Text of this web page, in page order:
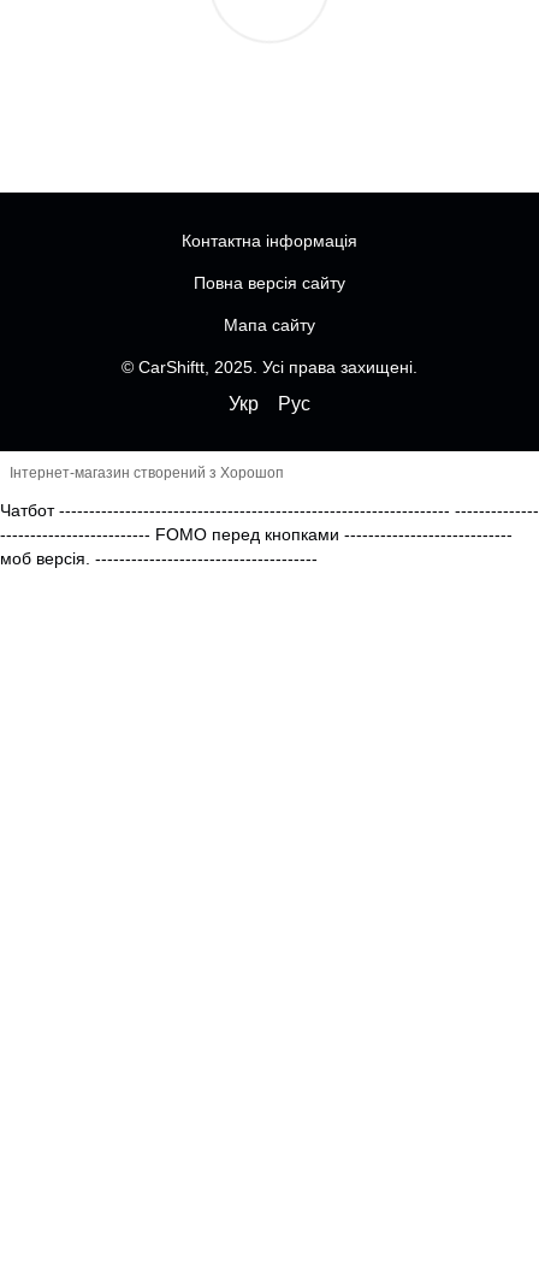
Контактна інформація
Повна версія сайту
Мапа сайту
© CarShiftt, 2025. Усі права захищені.
Укр Рус
Інтернет-магазин створений з Хорошоп
Чатбот----------------------------------------------------------------- --------------
------------------------- FOMO перед кнопками ----------------------------
моб версія. -------------------------------------